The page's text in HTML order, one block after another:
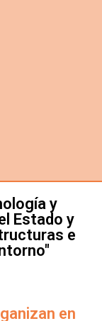
y
Estado y
e
en